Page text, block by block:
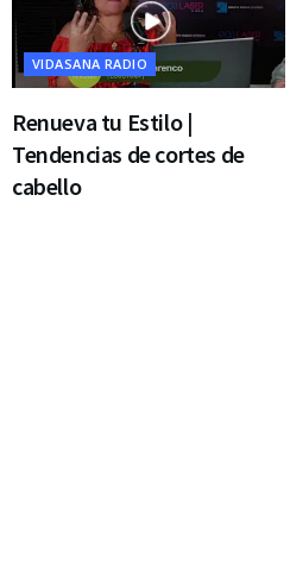
VIDASANA RADIO
Renueva tu Estilo |
Tendencias de cortes de
cabello